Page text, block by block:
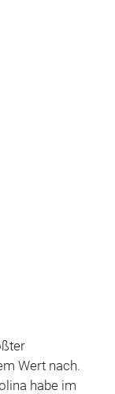
Wert nach.
habe im